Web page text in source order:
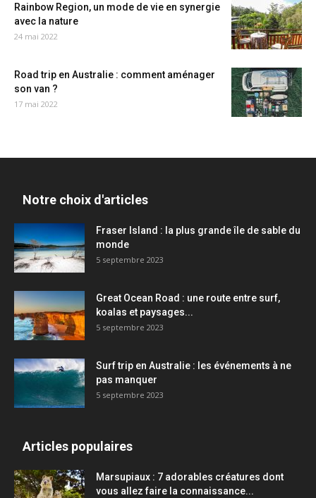
Rainbow Region, un mode de vie en synergie
avec la nature
24 mai 2022
Road trip en Australie : comment aménager
son van ?
17 mai 2022
Notre choix d'articles
Fraser Island : la plus grande île de sable du
monde
5 septembre 2023
Great Ocean Road : une route entre surf,
koalas et paysages...
5 septembre 2023
Surf trip en Australie : les événements à ne
pas manquer
5 septembre 2023
Articles populaires
Marsupiaux : 7 adorables créatures dont
vous allez faire la connaissance...